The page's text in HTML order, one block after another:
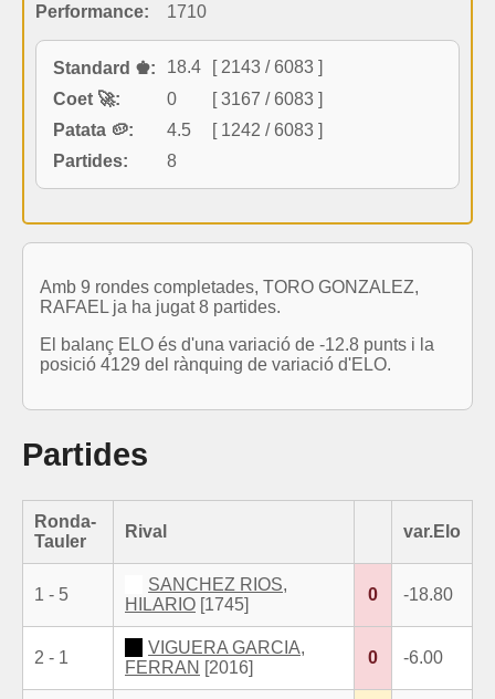
Performance:
1710
Standard ♚: 18.4
[ 2143 / 6083 ]
Coet 🚀:
0
[ 3167 / 6083 ]
Patata 🥔:
4.5
[ 1242 / 6083 ]
Partides:
8
Amb 9 rondes completades, TORO GONZALEZ,
RAFAEL ja ha jugat 8 partides.
El balanç ELO és d'una variació de -12.8 punts i la
posició 4129 del rànquing de variació d'ELO.
Partides
Ronda-
Tauler
Rival var.Elo
1 - 5
SANCHEZ RIOS,
HILARIO [1745]
0 -18.80
2 - 1
VIGUERA GARCIA,
FERRAN [2016]
0 -6.00